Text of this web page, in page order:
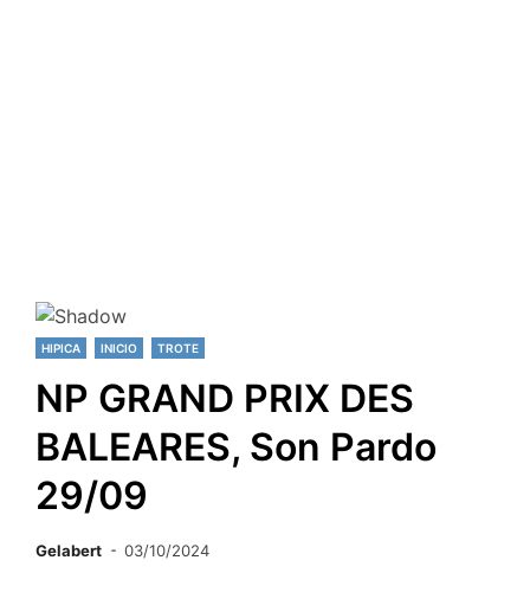
HIPICA INICIO TROTE
NP GRAND PRIX DES
BALEARES, Son Pardo
29/09
Gelabert 03/10/2024